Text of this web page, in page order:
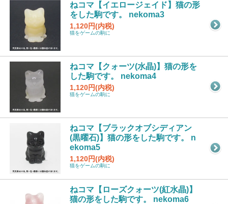
ねコマ【イエロージェイド】猫の形
をした駒です。 nekoma3
1,120円(内税)
猫をゲームの駒に
ねコマ【クォーツ(水晶)】猫の形を
した駒です。 nekoma4
1,120円(内税)
猫をゲームの駒に
ねコマ【ブラックオブシディアン
(黒曜石)】猫の形をした駒です。 n
ekoma5
1,120円(内税)
猫をゲームの駒に
ねコマ【ローズクォーツ(紅水晶)】
猫の形をした駒です。 nekoma6